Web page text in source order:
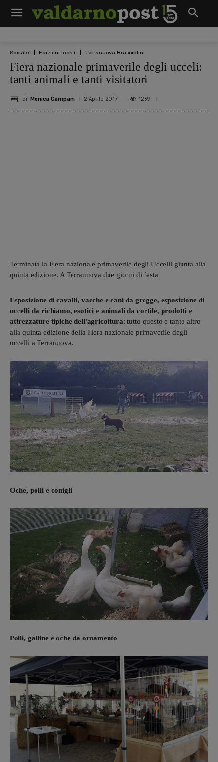
Sociale Edizioni locali Terranuova Bracciolini
Fiera nazionale primaverile degli ucceli:
tanti animali e tanti visitatori
di Monica Campani 2 Aprile 2017 1239
Terminata la Fiera nazionale primaverile degli Uccelli giunta alla
quinta edizione. A Terranuova due giorni di festa
Esposizione di cavalli, vacche e cani da gregge, esposizione di
uccelli da richiamo, esotici e animali da cortile, prodotti e
attrezzature tipiche dell'agricoltura: tutto questo e tanto altro
alla quinta edizione della Fiera nazionale primaverile degli
uccelli a Terranuova.
Oche, polli e conigli
Polli, galline e oche da ornamento